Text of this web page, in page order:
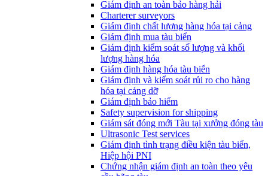
Giám định an toàn bảo hàng hải
Charterer surveyors
Giám định chất lượng hàng hóa tại cảng
​Giám định mua tàu biển
Giám định kiểm soát số lượng và khối
lượng hàng hóa
Giám định hàng hóa tàu biển
Giám định và kiểm soát rủi ro cho hàng
hóa tại cảng dỡ
Giám định bảo hiểm
Safety supervision for shipping
Giám sát đóng mới Tàu tại xưởng đóng tàu
Ultrasonic Test services
Giám định tình trạng điều kiện tàu biển,
Hiệp hội PNI
Chứng nhận giám định an toàn theo yêu